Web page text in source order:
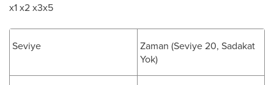
x1 x2 x3x5
Seviye
Zaman (Seviye 20, Sadakat
Yok)